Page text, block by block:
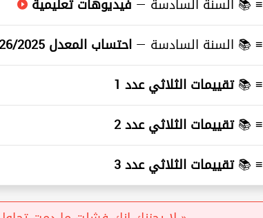
≡ 📚 السنة السادسة — فيديوهات تعليمية
≡ 📚 السنة السادسة — احتساب المعدل 2026/2025
≡ 📚تقييمات الثلاثي عدد 1
≡ 📚تقييمات الثلاثي عدد 2
≡ 📚تقييمات الثلاثي عدد 3